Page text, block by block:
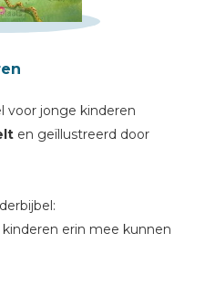
voor jonge kinderen
en geïllustreerd door
erin mee kunnen
recht doen aan het